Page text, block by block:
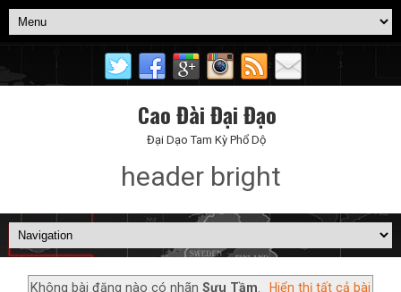
Cao Đài Đại Đạo
Đại Dạo Tam Kỳ Phổ Dộ
header bright
Không bài đăng nào có nhãnSưu Tầm.
Hiển thị tất cả bài